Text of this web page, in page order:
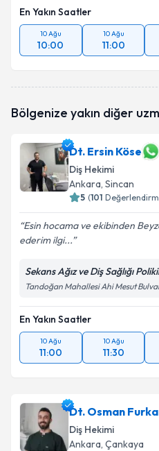
En Yakın Saatler
10 Ağu
10:00
10 Ağu
11:00
Bölgenize yakın diğer
Dt. Ersin Köse
Diş Hekimi
Ankara, Sincan
5 (101
Esin hocama ve ekibinden
ederim ilgi...
Sekans Ağız ve Diş Sağlığı
Tandoğan Mahallesi Ahi Mesut
En Yakın Saatler
10 Ağu
11:00
10 Ağu
11:30
Dt. Osman
Diş Hekimi
Ankara, Çankaya